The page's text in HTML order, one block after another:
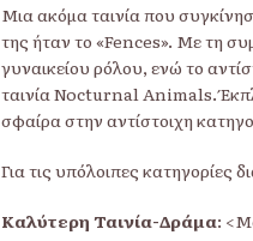
Μια ακόμα ταινία που
της ήταν το «Fences». Με τη
γυναικείου ρόλου, ενώ το
ταινία Nocturnal Animals.
σφαίρα στην αντίστοιχη
Για τις υπόλοιπες κατηγορίες
Καλύτερη Ταινία-Δράμα: